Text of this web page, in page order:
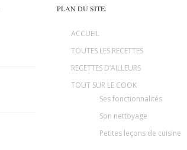
PLAN DU SITE:
ACCUEIL
TOUTES LES RECETTES
RECETTES D’AILLEURS
TOUT SUR LE COOK
Ses fonctionnalités
Son nettoyage
Petites leçons de cuisine